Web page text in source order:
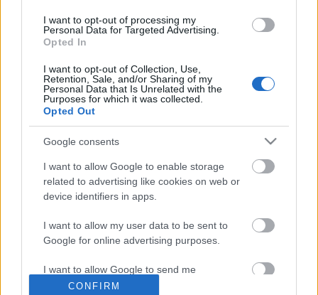
I want to opt-out of processing my
Personal Data for Targeted Advertising.
Opted In
I want to opt-out of Collection, Use,
Retention, Sale, and/or Sharing of my
Personal Data that Is Unrelated with the
Purposes for which it was collected.
Opted Out
Google consents
I want to allow Google to enable storage
related to advertising like cookies on web or
device identifiers in apps.
I want to allow my user data to be sent to
Google for online advertising purposes.
I want to allow Google to send me
personalized advertising.
CONFIRM
Röviden: linkek, egyebek
Malte Dorowski nem elég, hogy iszonyatosan jó
Porschékat épít, azok közlését mindig csütörtökre
időzíti, így nekem már csak az a dolgom, hogy
betegyem a pénteki válogatásba. Íme: Ruf CTR
Yellowbird. Az élelmes magyar vállalkozók ott
spórolnak a költségeken ahol tudnak. Zsoltmester